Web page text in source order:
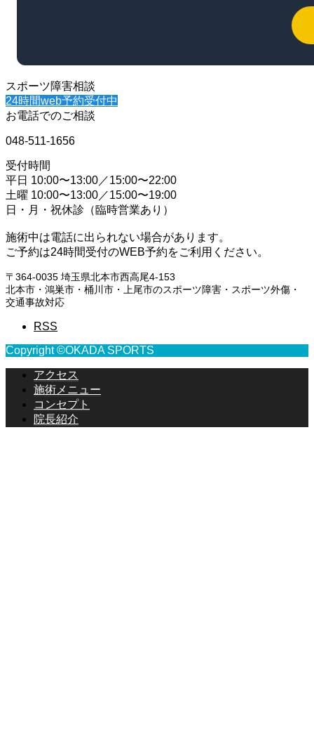
スポーツ障害相談
24時間web予約受付中
お電話でのご相談
048-511-1656
受付時間
平日 10:00〜13:00／15:00〜22:00
土曜 10:00〜13:00／15:00〜19:00
日・月・祝休診（臨時営業あり）
施術中は電話に出られない場合があります。
ご予約は24時間受付のWEB予約をご利用ください。
〒364-0035 埼玉県北本市西高尾4-153
北本市・鴻巣市・桶川市・上尾市のスポーツ障害・スポーツ外傷・
交通事故対応
RSS
Copyright ©OKADA SPORTS
アクセス
施術メニュー
コンセプト
院長紹介